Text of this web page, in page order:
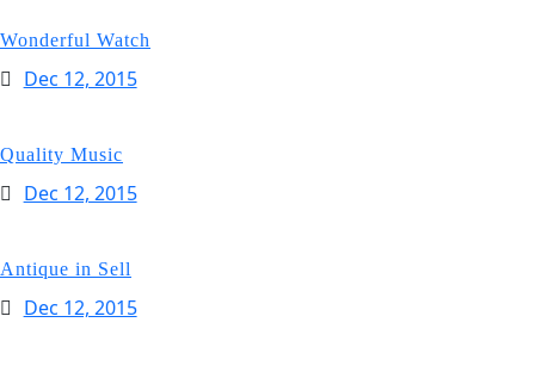
Wonderful Watch
Dec 12, 2015
Quality Music
Dec 12, 2015
Antique in Sell
Dec 12, 2015